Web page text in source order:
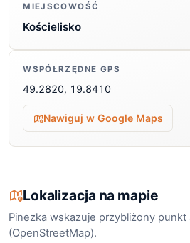
MIEJSCOWOŚĆ
Kościelisko
WSPÓŁRZĘDNE GPS
49.2820, 19.8410
Nawiguj w Google Maps
Lokalizacja na mapie
Pinezka wskazuje przybliżony punkt
(OpenStreetMap).